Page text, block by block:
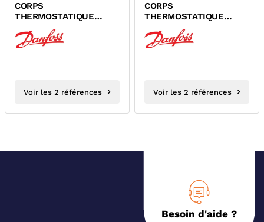
CORPS
THERMOSTATIQUE
THERMOTRIAXE A
VISSER A GAUCHE
DANFOSS RA-IN
Voir les 2 références
CORPS
THERMOSTATIQUE
THERMOTRIAXE A
VISSER A DROITE
DANFOSS RA-IN
Voir les 2 références
Besoin d'aide ?